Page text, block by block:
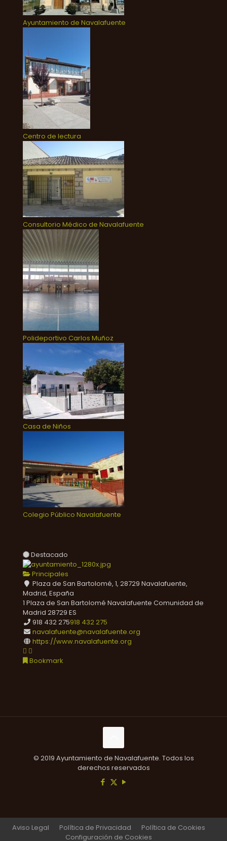
Ayuntamiento de Navalafuente
Centro de lectura
Consultorio Médico de Navalafuente
Polideportivo Carlos Muñoz
Casa de Niños
Colegio Público Navalafuente
Destacado
Principales
Plaza de San Bartolomé, 1, 28729 Navalafuente,
Madrid, España
1 Plaza de San Bartolomé Navalafuente Comunidad de
Madrid 28729 ES
918 432 275918 432 275
navalafuente@navalafuente.org
https://www.navalafuente.org
Bookmark
© 2019 Ayuntamiento de Navalafuente. Todos los
derechos reservados
Aviso Legal Política de Privacidad
Política de Cookies
Configuración de Cookies